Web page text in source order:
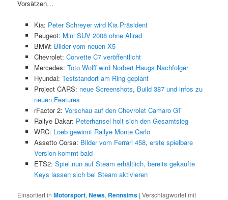
Vorsätzen…
Kia: Peter Schreyer wird Kia Präsident
Peugeot: Mini SUV 2008 ohne Allrad
BMW: Bilder vom neuen X5
Chevrolet: Corvette C7 veröffentlicht
Mercedes: Toto Wolff wird Norbert Haugs Nachfolger
Hyundai: Teststandort am Ring geplant
Project CARS: neue Screenshots, Build 387 und infos zu
neuen Features
rFactor 2: Vorschau auf den Chevrolet Camaro GT
Rallye Dakar: Peterhansel holt sich den Gesamtsieg
WRC: Loeb gewinnt Rallye Monte Carlo
Assetto Corsa: Bilder vom Ferrari 458, erste spielbare
Version kommt bald
ETS2: Spiel nun auf Steam erhältlich, bereits gekaufte
Keys lassen sich bei Steam aktivieren
Einsortiert in Motorsport,News, Rennsims |Verschlagwortet mit